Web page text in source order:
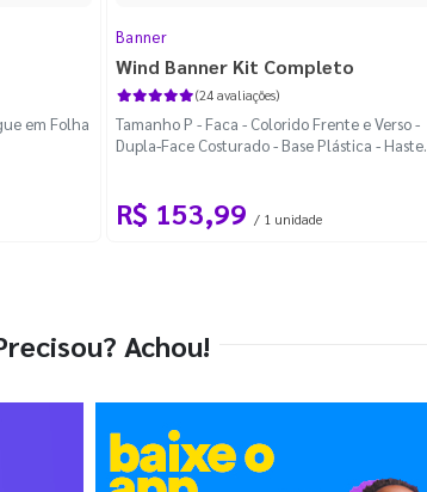
em Folha
Banner
Wind Banner Kit Completo
(24 avaliações)
Tamanho P - Faca - Colorido Frente e Verso -
Dupla-Face Costurado - Base Plástica - Haste
R$ 153,99 / 1 unidade
Achou!